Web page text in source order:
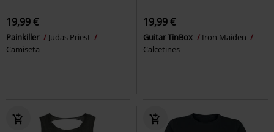
19,99 €
Painkiller
Judas Priest
Camiseta
19,99 €
Guitar TinBox
Iron Maiden
Calcetines